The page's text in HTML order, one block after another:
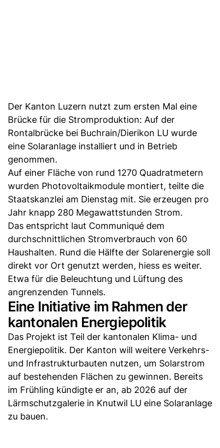
Der Kanton Luzern nutzt zum ersten Mal eine
Brücke für die Stromproduktion: Auf der
Rontalbrücke bei Buchrain/Dierikon LU wurde
eine Solaranlage installiert und in Betrieb
genommen.
Auf einer Fläche von rund 1270 Quadratmetern
wurden Photovoltaikmodule montiert, teilte die
Staatskanzlei am Dienstag mit. Sie erzeugen pro
Jahr knapp 280 Megawattstunden Strom.
Das entspricht laut Communiqué dem
durchschnittlichen Stromverbrauch von 60
Haushalten. Rund die Hälfte der Solarenergie soll
direkt vor Ort genutzt werden, hiess es weiter.
Etwa für die Beleuchtung und Lüftung des
angrenzenden Tunnels.
Eine Initiative im Rahmen der
kantonalen Energiepolitik
Das Projekt ist Teil der kantonalen Klima- und
Energiepolitik. Der Kanton will weitere Verkehrs-
und Infrastrukturbauten nutzen, um Solarstrom
auf bestehenden Flächen zu gewinnen. Bereits
im Frühling kündigte er an, ab 2026 auf der
Lärmschutzgalerie in Knutwil LU eine Solaranlage
zu bauen.